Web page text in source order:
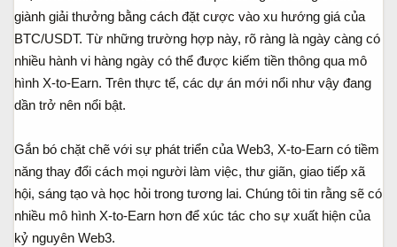
giành giải thưởng bằng cách đặt cược vào xu hướng giá của
BTC/USDT. Từ những trường hợp này, rõ ràng là ngày càng có
nhiều hành vi hàng ngày có thể được kiếm tiền thông qua mô
hình X-to-Earn. Trên thực tế, các dự án mới nổi như vậy đang
dần trở nên nổi bật.
Gắn bó chặt chẽ với sự phát triển của Web3, X-to-Earn có tiềm
năng thay đổi cách mọi người làm việc, thư giãn, giao tiếp xã
hội, sáng tạo và học hỏi trong tương lai. Chúng tôi tin rằng sẽ có
nhiều mô hình X-to-Earn hơn để xúc tác cho sự xuất hiện của
kỷ nguyên Web3.